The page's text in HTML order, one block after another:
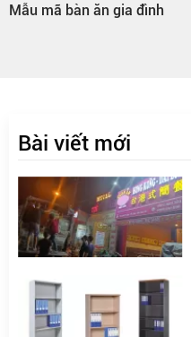
Mẫu mã bàn ăn gia đình
Bài viết mới